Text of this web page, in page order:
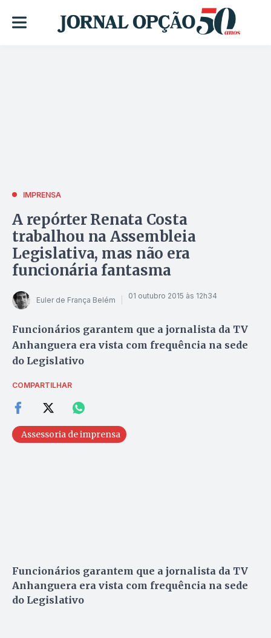
IMPRENSA
A repórter Renata Costa
trabalhou na Assembleia
Legislativa, mas não era
funcionária fantasma
Euler de França Belém 01 outubro 2015 às 12h34
Funcionários garantem que a jornalista da TV
Anhanguera era vista com frequência na sede
do Legislativo
COMPARTILHAR
Assessoria de imprensa
Funcionários garantem que a jornalista da TV
Anhanguera era vista com frequência na sede
do Legislativo